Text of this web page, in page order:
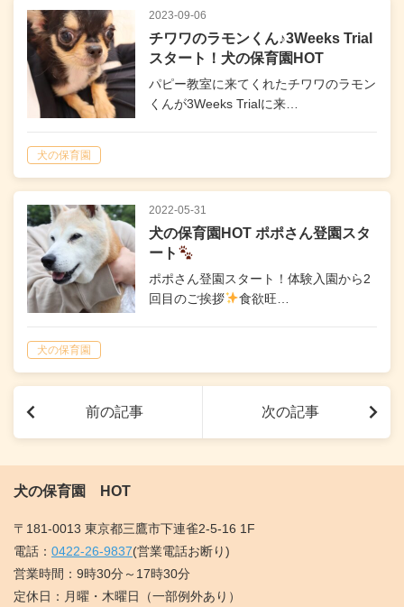
2023-09-06
チワワのラモンくん♪3Weeks Trial
スタート！犬の保育園HOT
パピー教室に来てくれたチワワのラモン
くんが3Weeks Trialに来…
犬の保育園
2022-05-31
犬の保育園HOT ポポさん登園スタ
ート
ポポさん登園スタート！体験入園から2
回目のご挨拶
食欲旺…
犬の保育園
前の記事 次の記事
犬の保育園 HOT
〒181-0013 東京都三鷹市下連雀2-5-16 1F
電話： 0422-26-9837(営業電話お断り)
営業時間：9時30分～17時30分
定休日：月曜・木曜日（一部例外あり）